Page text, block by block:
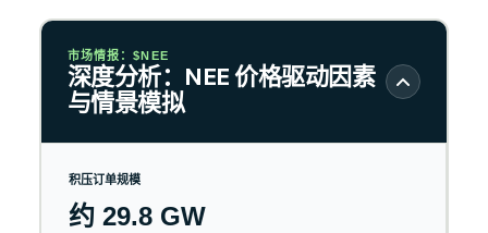
市场情报：$NEE
深度分析：NEE 价格驱动因素
与情景模拟
积压订单规模
约 29.8 GW